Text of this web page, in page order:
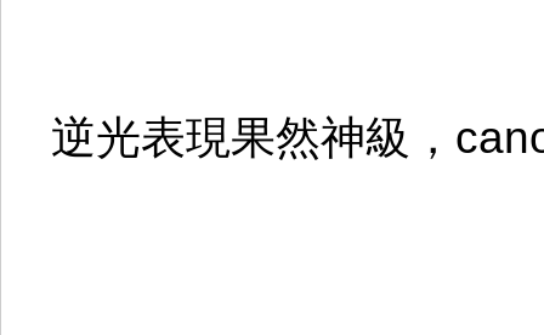
逆光表現果然神級，